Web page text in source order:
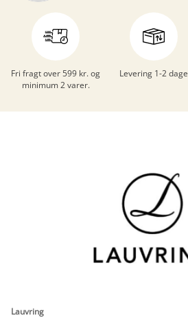
Fri fragt over 599 kr. og
minimum 2 varer.
Levering 1-2 dage
Lauvring